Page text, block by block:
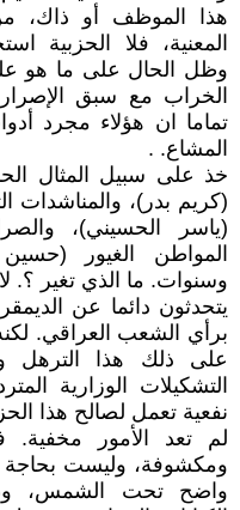
هذا الموظف أو ذاك،
المعنية، فلا الحزبية
وظل الحال على ما هو
الخراب مع سبق
تماما ان هؤلاء مجرد
المشاع. .
خذ على سبيل المثال
(كريم بدر)، والمناشدات
(ياسر الحسيني)،
المواطن الغيور
وسنوات. ما الذي تغير
يتحدثون دائما عن
برأي الشعب العراقي.
على ذلك هذا الترهل
التشكيلات الوزارية
نفعية تعمل لصالح هذا
لم تعد الأمور
ومكشوفة، وليست بحاجة
واضح تحت الشمس،